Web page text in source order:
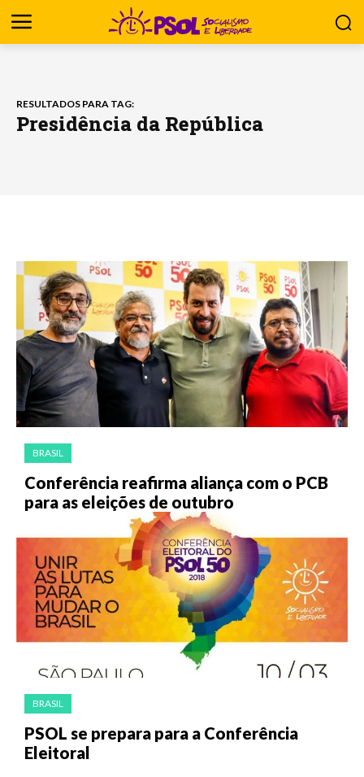
RESULTADOS PARA TAG:
Presidência da República
BRASIL
Conferência reafirma aliança com o PCB
para as eleições de outubro
BRASIL
PSOL se prepara para a Conferência
Eleitoral